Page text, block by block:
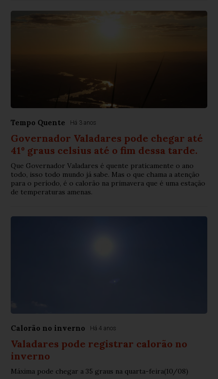
Tempo Quente Há 3 anos
Governador Valadares pode chegar até
41º graus celsius até o fim dessa tarde.
Que Governador Valadares é quente praticamente o ano
todo, isso todo mundo já sabe. Mas o que chama a atenção
para o período, é o calorão na primavera que é uma estação
de temperaturas amenas.
Calorão no inverno Há 4 anos
Valadares pode registrar calorão no
inverno
Máxima pode chegar a 35 graus na quarta-feira(10/08)